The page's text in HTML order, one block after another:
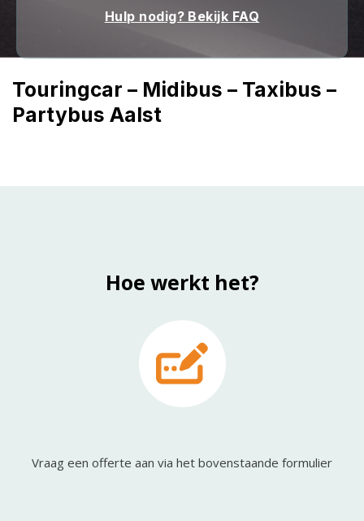
Hulp nodig? Bekijk FAQ
Touringcar – Midibus – Taxibus –
Partybus Aalst
Hoe werkt het?
Vraag een offerte aan via het bovenstaande formulier